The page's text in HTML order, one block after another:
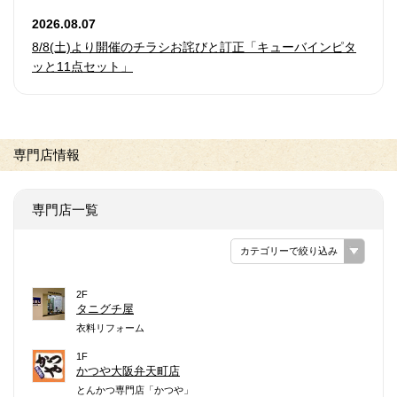
2026.08.07
8/8(土)より開催のチラシお詫びと訂正「キューバインピタ
ッと11点セット」
専門店情報
専門店一覧
カテゴリーで絞り込み
2F
タニグチ屋
衣料リフォーム
1F
かつや大阪弁天町店
とんかつ専門店「かつや」